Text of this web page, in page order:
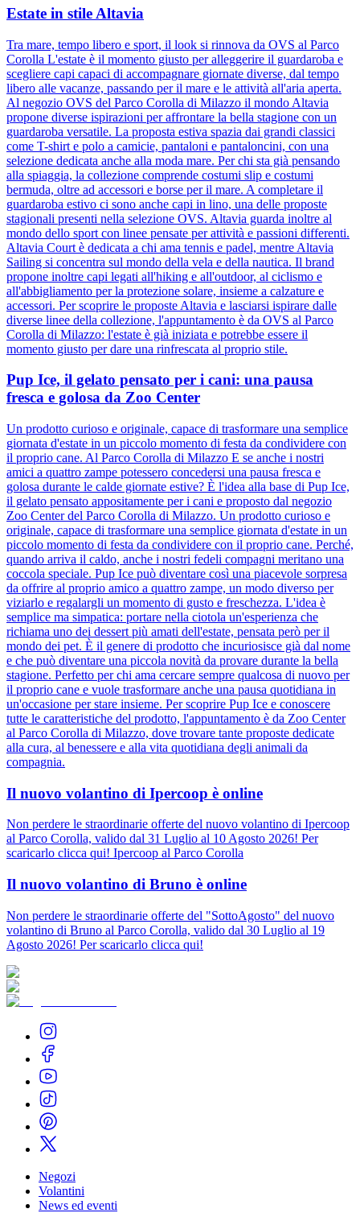
Estate in stile Altavia
Tra mare, tempo libero e sport, il look si rinnova da OVS al Parco
Corolla L'estate è il momento giusto per alleggerire il guardaroba e
scegliere capi capaci di accompagnare giornate diverse, dal tempo
libero alle vacanze, passando per il mare e le attività all'aria aperta.
Al negozio OVS del Parco Corolla di Milazzo il mondo Altavia
propone diverse ispirazioni per affrontare la bella stagione con un
guardaroba versatile. La proposta estiva spazia dai grandi classici
come T-shirt e polo a camicie, pantaloni e pantaloncini, con una
selezione dedicata anche alla moda mare. Per chi sta già pensando
alla spiaggia, la collezione comprende costumi slip e costumi
bermuda, oltre ad accessori e borse per il mare. A completare il
guardaroba estivo ci sono anche capi in lino, una delle proposte
stagionali presenti nella selezione OVS. Altavia guarda inoltre al
mondo dello sport con linee pensate per attività e passioni differenti.
Altavia Court è dedicata a chi ama tennis e padel, mentre Altavia
Sailing si concentra sul mondo della vela e della nautica. Il brand
propone inoltre capi legati all'hiking e all'outdoor, al ciclismo e
all'abbigliamento per la protezione solare, insieme a calzature e
accessori. Per scoprire le proposte Altavia e lasciarsi ispirare dalle
diverse linee della collezione, l'appuntamento è da OVS al Parco
Corolla di Milazzo: l'estate è già iniziata e potrebbe essere il
momento giusto per dare una rinfrescata al proprio stile.
Pup Ice, il gelato pensato per i cani: una pausa
fresca e golosa da Zoo Center
Un prodotto curioso e originale, capace di trasformare una semplice
giornata d'estate in un piccolo momento di festa da condividere con
il proprio cane. Al Parco Corolla di Milazzo E se anche i nostri
amici a quattro zampe potessero concedersi una pausa fresca e
golosa durante le calde giornate estive? È l'idea alla base di Pup Ice,
il gelato pensato appositamente per i cani e proposto dal negozio
Zoo Center del Parco Corolla di Milazzo. Un prodotto curioso e
originale, capace di trasformare una semplice giornata d'estate in un
piccolo momento di festa da condividere con il proprio cane. Perché,
quando arriva il caldo, anche i nostri fedeli compagni meritano una
coccola speciale. Pup Ice può diventare così una piacevole sorpresa
da offrire al proprio amico a quattro zampe, un modo diverso per
viziarlo e regalargli un momento di gusto e freschezza. L'idea è
semplice ma simpatica: portare nella ciotola un'esperienza che
richiama uno dei dessert più amati dell'estate, pensata però per il
mondo dei pet. È il genere di prodotto che incuriosisce già dal nome
e che può diventare una piccola novità da provare durante la bella
stagione. Perfetto per chi ama cercare sempre qualcosa di nuovo per
il proprio cane e vuole trasformare anche una pausa quotidiana in
un'occasione per stare insieme. Per scoprire Pup Ice e conoscere
tutte le caratteristiche del prodotto, l'appuntamento è da Zoo Center
al Parco Corolla di Milazzo, dove trovare tante proposte dedicate
alla cura, al benessere e alla vita quotidiana degli animali da
compagnia.
Il nuovo volantino di Ipercoop è online
Non perdere le straordinarie offerte del nuovo volantino di Ipercoop
al Parco Corolla, valido dal 31 Luglio al 10 Agosto 2026! Per
scaricarlo clicca qui! Ipercoop al Parco Corolla
Il nuovo volantino di Bruno è online
Non perdere le straordinarie offerte del "SottoAgosto" del nuovo
volantino di Bruno al Parco Corolla, valido dal 30 Luglio al 19
Agosto 2026! Per scaricarlo clicca qui!
Negozi
Volantini
News ed eventi